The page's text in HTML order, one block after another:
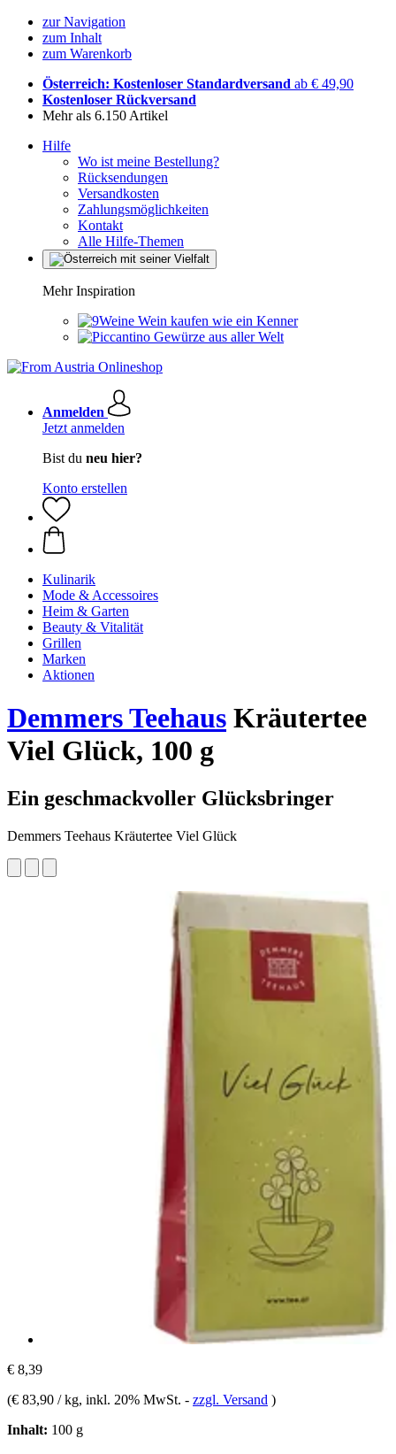
zur Navigation
zum Inhalt
zum Warenkorb
Österreich: Kostenloser Standardversand ab € 49,90
Kostenloser Rückversand
Mehr als 6.150 Artikel
Hilfe
Wo ist meine Bestellung?
Rücksendungen
Versandkosten
Zahlungsmöglichkeiten
Kontakt
Alle Hilfe-Themen
Mehr Inspiration
Wein kaufen wie ein Kenner
Gewürze aus aller Welt
Anmelden
Jetzt anmelden
Bist du neu hier?
Konto erstellen
Kulinarik
Mode & Accessoires
Heim & Garten
Beauty & Vitalität
Grillen
Marken
Aktionen
Demmers Teehaus Kräutertee
Viel Glück, 100 g
Ein geschmackvoller Glücksbringer
Demmers Teehaus Kräutertee Viel Glück
€ 8,39
(€ 83,90 / kg, inkl. 20% MwSt. - zzgl. Versand )
Inhalt: 100 g